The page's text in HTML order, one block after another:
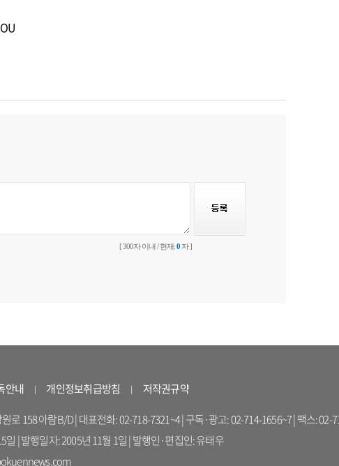
[ 300자 이내 / 현재:0 자 ]
안내 개인정보취급방침
저작권규약
로 158 아람B/D | 대표전화: 02-718-7321~4 | 구독·광고: 02-714-1656~7 | 팩스: 02-
일 | 발행일자: 2005년 11월 1일 | 발행인·편집인: 유태우